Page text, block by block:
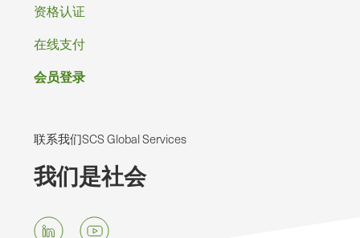
资格认证
在线支付
会员登录
联系我们SCS Global Services
我们是社会